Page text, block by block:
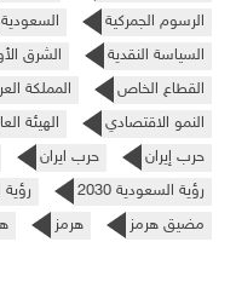
الرسوم الجمركية
السعودية
السياسة النقدية
الشرق
القطاع الخاص
المملكة
النمو الاقتصادي
الهيئة
حرب إيران
حرب ايران
رؤية السعودية 2030
رؤية
مضيق هرمز
هرمز